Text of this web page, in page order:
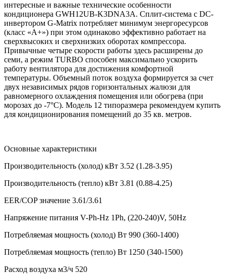
интересные и важные технические особенности
кондиционера GWH12UB-K3DNA3A. Сплит-система с DC-
инвертором G-Matrix потребляет минимум энергоресурсов
(класс «А+») при этом одинаково эффективно работает на
сверхвысоких и сверхнизких оборотах компрессора.
Привычные четыре скорости работы здесь расширены до
семи, а режим TURBO способен максимально ускорить
работу вентилятора для достижения комфортной
температуры. Объемный поток воздуха формируется за счет
двух независимых рядов горизонтальных жалюзи для
равномерного охлаждения помещения или обогрева (при
морозах до -7°С). Модель 12 типоразмера рекомендуем купить
для кондиционирования помещений до 35 кв. метров.
Основные характеристики
Производительность (холод) кВт 3.52 (1.28-3.95)
Производительность (тепло) кВт 3.81 (0.88-4.25)
EER/COP значение 3.61/3.61
Напряжение питания V-Ph-Hz 1Ph, (220-240)V, 50Hz
Потребляемая мощность (холод) Вт 990 (360-1400)
Потребляемая мощность (тепло) Вт 1250 (340-1500)
Расход воздуха м3/ч 520